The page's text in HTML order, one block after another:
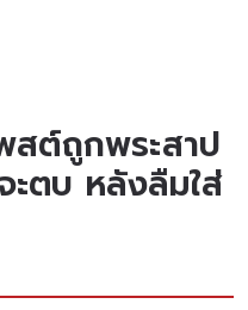
สต์ถูกพระสาป
ะตบ หลังลืมใส่